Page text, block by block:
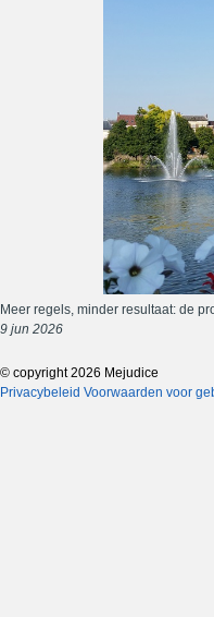
Meer regels, minder resultaat: de
9 jun 2026
© copyright 2026 Mejudice
Privacybeleid Voorwaarden voor